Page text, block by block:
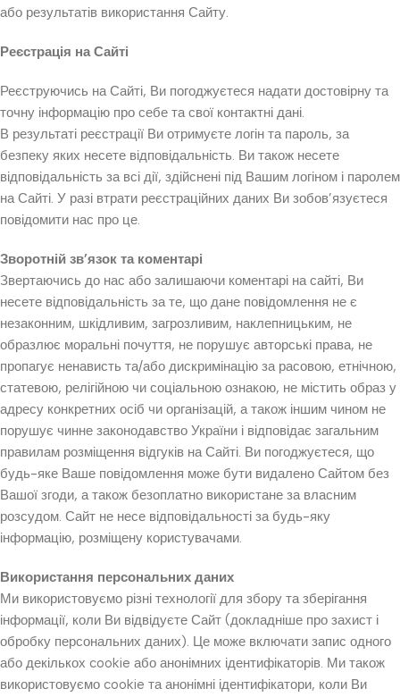
або результатів використання Сайту.
Реєстрація на Сайті
Реєструючись на Сайті, Ви погоджуєтеся надати достовірну та
точну інформацію про себе та свої контактні дані.
В результаті реєстрації Ви отримуєте логін та пароль, за
безпеку яких несете відповідальність. Ви також несете
відповідальність за всі дії, здійснені під Вашим логіном і паролем
на Сайті. У разі втрати реєстраційних даних Ви зобов’язуєтеся
повідомити нас про це.
Зворотній зв’язок та коментарі
Звертаючись до нас або залишаючи коментарі на сайті, Ви
несете відповідальність за те, що дане повідомлення не є
незаконним, шкідливим, загрозливим, наклепницьким, не
образлює моральні почуття, не порушує авторські права, не
пропагує ненависть та/або дискримінацію за расовою, етнічною,
статевою, релігійною чи соціальною ознакою, не містить образ у
адресу конкретних осіб чи організацій, а також іншим чином не
порушує чинне законодавство України і відповідає загальним
правилам розміщення відгуків на Сайті. Ви погоджуєтеся, що
будь-яке Ваше повідомлення може бути видалено Сайтом без
Вашої згоди, а також безоплатно використане за власним
розсудом. Сайт не несе відповідальності за будь-яку
інформацію, розміщену користувачами.
Використання персональних даних
Ми використовуємо різні технології для збору та зберігання
інформації, коли Ви відвідуєте Сайт (докладніше про захист і
обробку персональних даних). Це може включати запис одного
або декількох cookie або анонімних ідентифікаторів. Ми також
використовуємо cookie та анонімні ідентифікатори, коли Ви